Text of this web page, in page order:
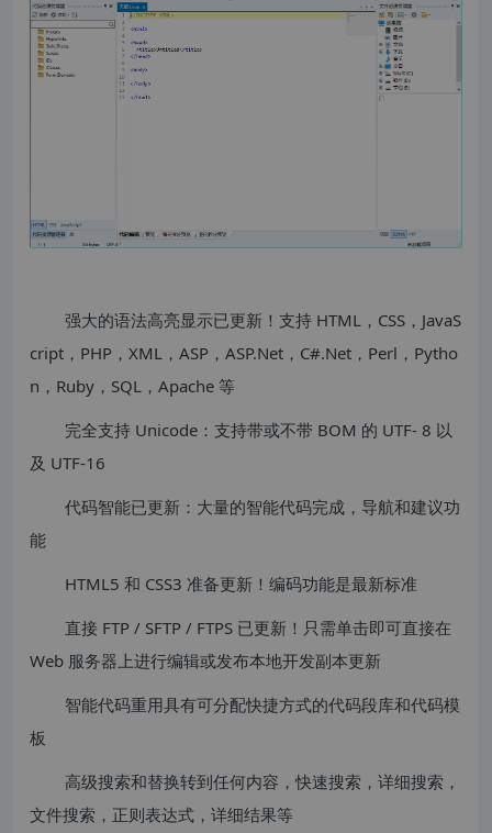
强大的语法高亮显示已更新！支持 HTML，CSS，JavaS
cript，PHP，XML，ASP，ASP.Net，C#.Net，Perl，Pytho
n，Ruby，SQL，Apache 等
完全支持 Unicode：支持带或不带 BOM 的 UTF- 8 以
及 UTF-16
代码智能已更新：大量的智能代码完成，导航和建议功
能
HTML5 和 CSS3 准备更新！编码功能是最新标准
直接 FTP / SFTP / FTPS 已更新！只需单击即可直接在
Web 服务器上进行编辑或发布本地开发副本更新
智能代码重用具有可分配快捷方式的代码段库和代码模
板
高级搜索和替换转到任何内容，快速搜索，详细搜索，
文件搜索，正则表达式，详细结果等